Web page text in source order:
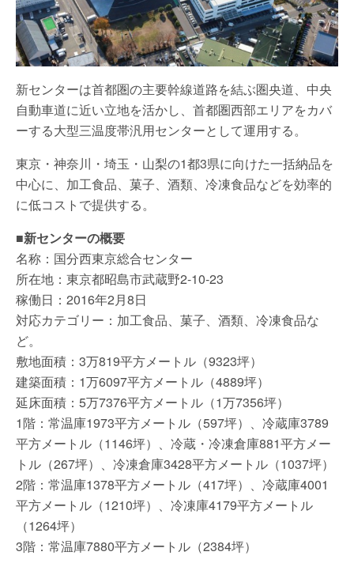
新センターは首都圏の主要幹線道路を結ぶ圏央道、中央
自動車道に近い立地を活かし、首都圏西部エリアをカバ
ーする大型三温度帯汎用センターとして運用する。
東京・神奈川・埼玉・山梨の1都3県に向けた一括納品を
中心に、加工食品、菓子、酒類、冷凍食品などを効率的
に低コストで提供する。
■新センターの概要
名称：国分西東京総合センター
所在地：東京都昭島市武蔵野2-10-23
稼働日：2016年2月8日
対応カテゴリー：加工食品、菓子、酒類、冷凍食品な
ど。
敷地面積：3万819平方メートル（9323坪）
建築面積：1万6097平方メートル（4889坪）
延床面積：5万7376平方メートル（1万7356坪）
1階：常温庫1973平方メートル（597坪）、冷蔵庫3789
平方メートル（1146坪）、冷蔵・冷凍倉庫881平方メー
トル（267坪）、冷凍倉庫3428平方メートル（1037坪）
2階：常温庫1378平方メートル（417坪）、冷蔵庫4001
平方メートル（1210坪）、冷凍庫4179平方メートル
（1264坪）
3階：常温庫7880平方メートル（2384坪）